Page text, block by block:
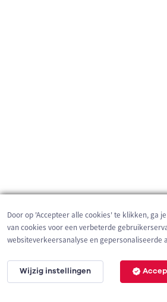
200 m
Door op 'Accepteer alle cookies' te klikken, ga
van cookies voor een verbeterde
websiteverkeersanalyse en gepersonaliseerde
Wijzig instellingen